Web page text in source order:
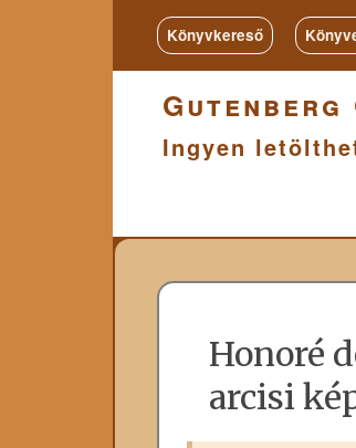
Könyvkereső
Gutenberg
Ingyen
Honoré
arcisi